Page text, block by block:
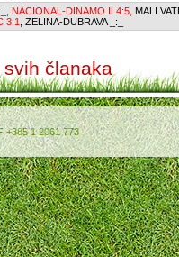
NACIONAL-DINAMO II 4:5, MALI
3:1 , ZELINA-DUBRAVA _:_
članaka
+385 1 2061 773